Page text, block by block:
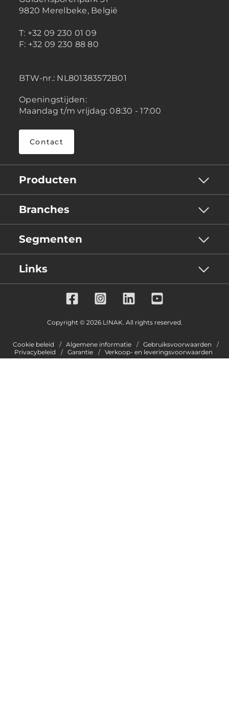
9820 Merelbeke, België
T: +32 09 230 01 09
F: +32 09 230 88 80
BTW-nr.: NL801383572B01
Openingstijden:
Maandag t/m vrijdag: 08:30 - 17:00
Contact
Producten
Branches
Segmenten
Links
Copyright © 2026 LINAK. All rights reserved.
Cookie beleid Algemene informatie
Gebruiksvoorwaarden
Privacybeleid
Garantie Verkoop- en leveringsvoorwaarden